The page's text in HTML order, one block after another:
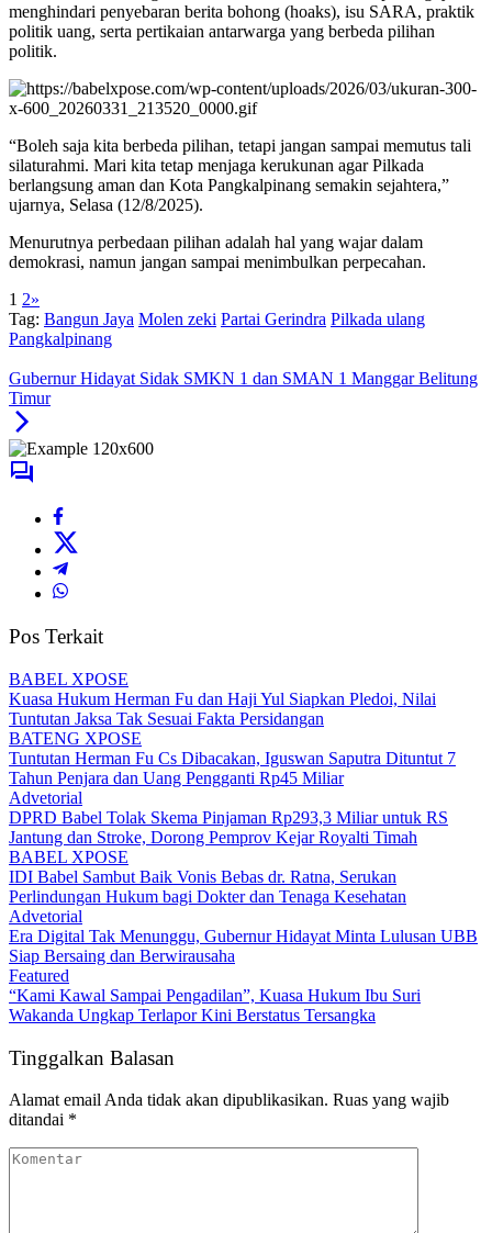
menghindari penyebaran berita bohong (hoaks), isu SARA, praktik
politik uang, serta pertikaian antarwarga yang berbeda pilihan
politik.
“Boleh saja kita berbeda pilihan, tetapi jangan sampai memutus tali
silaturahmi. Mari kita tetap menjaga kerukunan agar Pilkada
berlangsung aman dan Kota Pangkalpinang semakin sejahtera,”
ujarnya, Selasa (12/8/2025).
Menurutnya perbedaan pilihan adalah hal yang wajar dalam
demokrasi, namun jangan sampai menimbulkan perpecahan.
1 2»
Tag: Bangun Jaya Molen zeki Partai Gerindra Pilkada ulang
Pangkalpinang
Gubernur Hidayat Sidak SMKN 1 dan SMAN 1 Manggar Belitung
Timur
Pos Terkait
BABEL XPOSE
Kuasa Hukum Herman Fu dan Haji Yul Siapkan Pledoi, Nilai
Tuntutan Jaksa Tak Sesuai Fakta Persidangan
BATENG XPOSE
Tuntutan Herman Fu Cs Dibacakan, Iguswan Saputra Dituntut 7
Tahun Penjara dan Uang Pengganti Rp45 Miliar
Advetorial
DPRD Babel Tolak Skema Pinjaman Rp293,3 Miliar untuk RS
Jantung dan Stroke, Dorong Pemprov Kejar Royalti Timah
BABEL XPOSE
IDI Babel Sambut Baik Vonis Bebas dr. Ratna, Serukan
Perlindungan Hukum bagi Dokter dan Tenaga Kesehatan
Advetorial
Era Digital Tak Menunggu, Gubernur Hidayat Minta Lulusan UBB
Siap Bersaing dan Berwirausaha
Featured
“Kami Kawal Sampai Pengadilan”, Kuasa Hukum Ibu Suri
Wakanda Ungkap Terlapor Kini Berstatus Tersangka
Tinggalkan Balasan
Alamat email Anda tidak akan dipublikasikan. Ruas yang wajib
ditandai *